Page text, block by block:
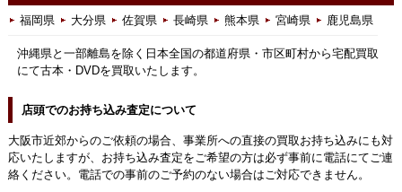
福岡県 大分県 佐賀県 長崎県 熊本県 宮崎県 鹿児島県
沖縄県と一部離島を除く日本全国の都道府県・市区町村から宅配買取
にて古本・DVDを買取いたします。
店頭でのお持ち込み査定について
大阪市近郊からのご依頼の場合、事業所への直接の買取お持ち込みにも対
応いたしますが、お持ち込み査定をご希望の方は必ず事前に電話にてご連
絡ください。電話での事前のご予約のない場合はご対応できません。